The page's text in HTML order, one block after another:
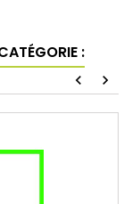
:
chevron_left chevron_right